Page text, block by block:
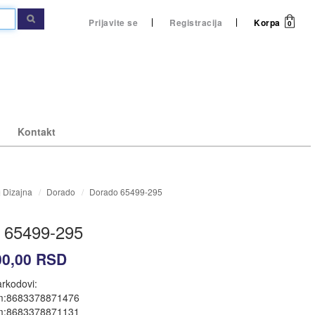
Prijavite se Registracija Korpa 0
kupatilo
Kontakt
Dizajna Dorado Dorado 65499-295
295
RSD